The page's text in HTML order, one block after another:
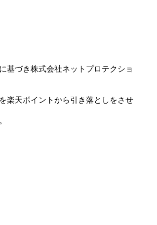
基づき株式会社ネットプロテクショ
楽天ポイントから引き落としをさせ